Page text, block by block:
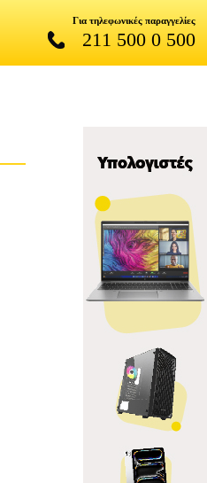
Για τηλεφωνικές παραγγελίες
211 500 0 500